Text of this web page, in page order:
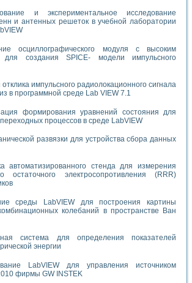
и экспериментальное исследование
и антенных решеток в учебной лаборатории
осциллографического модуля с высоким
для создания SPICE- модели импульсного
импульсного радиолокационного сигнала
в программной среде Lab VIEW 7.1
формирования уравнений состояния для
процессов в среде LabVIEW
развязки для устройства сбора данных
автоматизированного стенда для измерения
остаточного электросопротивления (RRR)
среды LabVIEW для построения картины
колебаний в пространстве Ван
система для определения показателей
энергии
LabVIEW для управления источником
фирмы GW INSTEK